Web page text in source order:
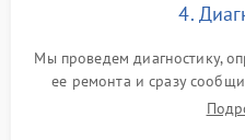
4.
Мы проведем диагностику,
ее ремонта и сразу